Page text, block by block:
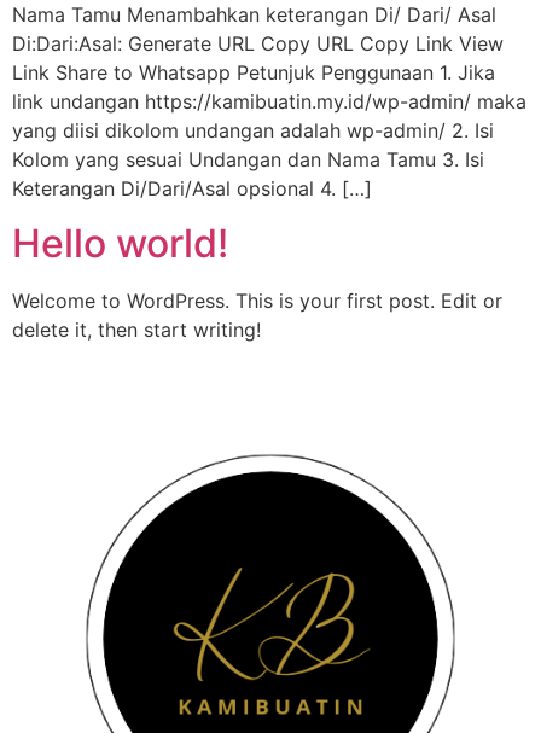
Nama Tamu Menambahkan keterangan Di/ Dari/ Asal
Di:Dari:Asal: Generate URL Copy URL Copy Link View
Link Share to Whatsapp Petunjuk Penggunaan 1. Jika
link undangan https://kamibuatin.my.id/wp-admin/ maka
yang diisi dikolom undangan adalah wp-admin/ 2. Isi
Kolom yang sesuai Undangan dan Nama Tamu 3. Isi
Keterangan Di/Dari/Asal opsional 4. […]
Hello world!
Welcome to WordPress. This is your first post. Edit or
delete it, then start writing!